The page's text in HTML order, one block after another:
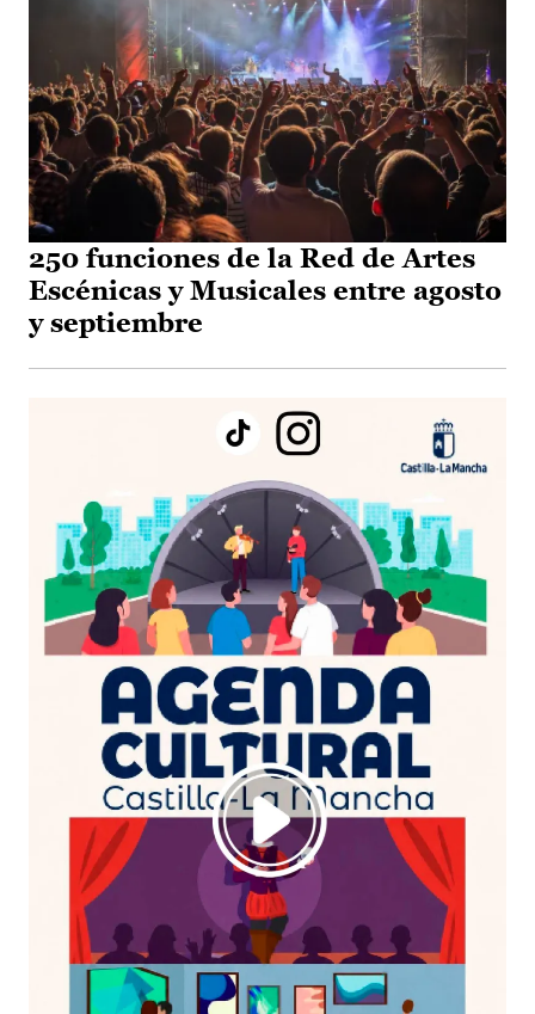
250 funciones de la Red de Artes
Escénicas y Musicales entre agosto
y septiembre